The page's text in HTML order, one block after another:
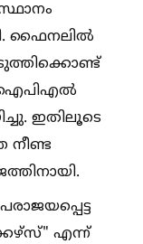
ഫൈനലില്‍
ഐപിഎല്‍
ഇതിലൂടെ
നീണ്ട
എന്ന്